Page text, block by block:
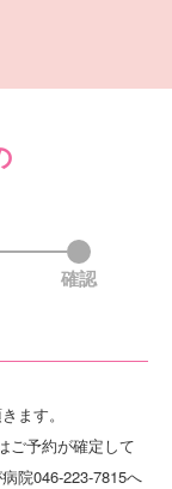
確認
ます。
ご予約が確定して
院046-223-7815へ